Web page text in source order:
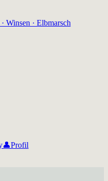
Winsen · Elbmarsch
👤Profil